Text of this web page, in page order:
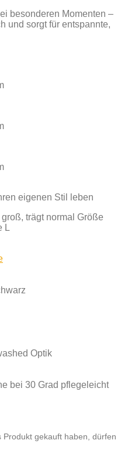
besonderen Momenten –
und sorgt für entspannte,
eigenen Stil leben
trägt normal Größe
L
Optik
bei 30 Grad pflegeleicht
gekauft haben, dürfen